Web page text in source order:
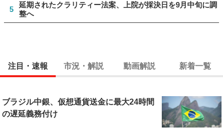
5
延期されたクラリティー法案、上院が採決日を9月中旬に調
整へ
注目・速報 市況・解説 動画解説 新着一覧
ブラジル中銀、仮想通貨送金に最大24時間
の遅延義務付け